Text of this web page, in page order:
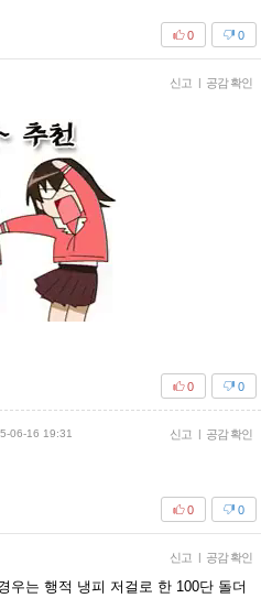
0
0
신고 | 공감 확인
0
0
06-16 19:31 신고 | 공감 확인
0
0
신고 | 공감 확인
우는 행적 냉피 저걸로 한 100단 돌더